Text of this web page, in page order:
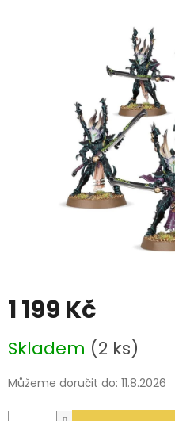
hvězdiček.
1 199 Kč
cena:
Skladem (2 ks)
Můžeme doručit do: 11.8.2026